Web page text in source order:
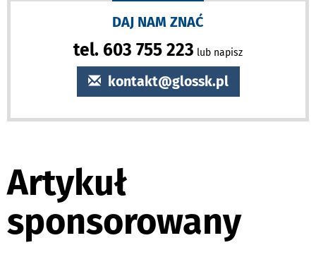
DAJ NAM ZNAĆ
tel. 603 755 223 lub napisz
kontakt@glossk.pl
Artykuł
sponsorowany